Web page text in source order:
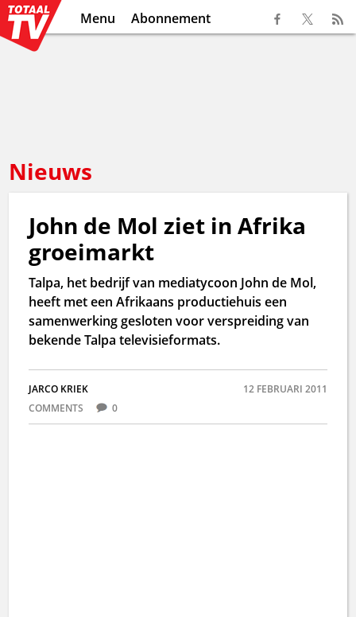
Menu Abonnement
Nieuws
John de Mol ziet in Afrika
groeimarkt
Talpa, het bedrijf van mediatycoon John de Mol,
heeft met een Afrikaans productiehuis een
samenwerking gesloten voor verspreiding van
bekende Talpa televisieformats.
JARCO KRIEK
12 FEBRUARI 2011
COMMENTS
0